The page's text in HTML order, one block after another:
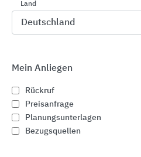
Land
Mein Anliegen
Rückruf
Preisanfrage
Planungsunterlagen
Bezugsquellen